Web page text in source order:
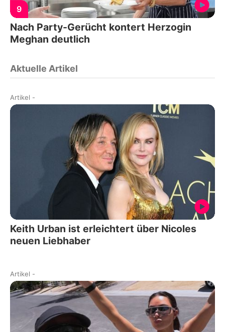
9
Nach Party-Gerücht kontert Herzogin
Meghan deutlich
Aktuelle Artikel
Artikel -
Keith Urban ist erleichtert über Nicoles
neuen Liebhaber
Artikel -